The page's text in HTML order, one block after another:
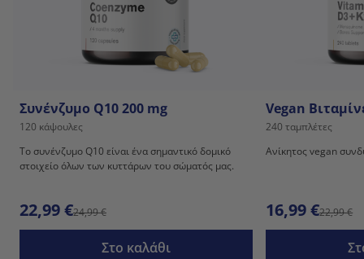
Συνένζυμο Q10 200 mg
120 κάψουλες
Το συνένζυμο Q10 είναι ένα σημαντικό δομικό
στοιχείο όλων των κυττάρων του σώματός μας.
22,99 €24,99 €
Στο καλάθι
Vegan
240 ταμπλέτες
Ανίκητος vegan
16,99 €22,99 €